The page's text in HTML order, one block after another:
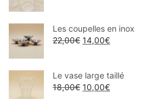
Les coupelles en inox
22,00€ 14,00€
Le vase large taillé
18,00€ 10,00€